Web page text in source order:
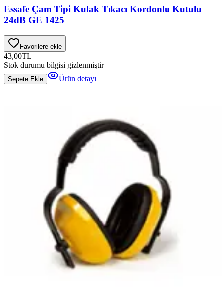
Essafe Çam Tipi Kulak Tıkacı Kordonlu Kutulu
24dB GE 1425
Favorilere ekle
43,00TL
Stok durumu bilgisi gizlenmiştir
Sepete Ekle Ürün detayı